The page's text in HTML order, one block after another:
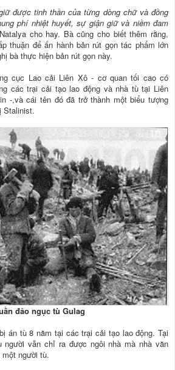
được tinh thần của từng dòng chữ và đồng
phí nhiệt huyết, sự giận giữ và niềm đam
cho hay. Bà cũng cho biết thêm rằng,
thuận để ấn hành bản rút gọn tác phẩm lớn
bà thực hiện bản rút gọn này.
cục Lao cải Liên Xô - cơ quan tối cao có
các trại cải tạo lao động và nhà tù tại Liên
-,và cái tên đó đã trở thành một biểu tượng
Stalinist.
đảo ngục tù Gulag
án tù 8 năm tại các trại cải tạo lao động. Tại
người vẫn chỉ ra được ngôi nhà mà nhà văn
người tù.